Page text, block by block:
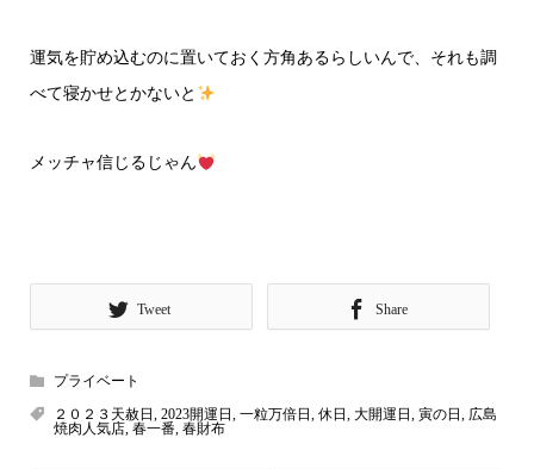
運気を貯め込むのに置いておく方角あるらしいんで、それも調
べて寝かせとかないと
メッチャ信じるじゃん
Tweet Share
プライベート
２０２３天赦日 , 2023開運日 , 一粒万倍日 , 休日 , 大開運日 , 寅の日 , 広島
焼肉人気店, 春一番, 春財布